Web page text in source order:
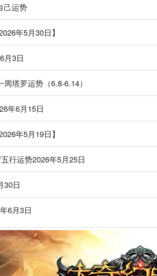
己运势
年5月30日】
月3日
塔罗运势（6.8-6.14）
年6月15日
年5月19日】
行运势2026年5月25日
30日
6月3日